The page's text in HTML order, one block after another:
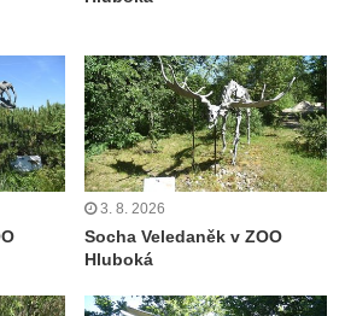
Nepomuckého v
Nepomuka
čp. 5/16 na třídě 9.
Neumanna
na buku svatého
3. 8. 2026
Socha Veledaněk v ZOO
Hluboká